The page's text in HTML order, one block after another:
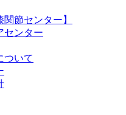
節センター】
センター
ついて